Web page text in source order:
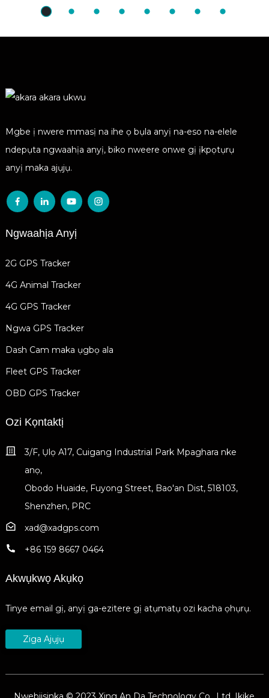
Mgbe ị nwere mmasị na ihe ọ bụla anyị na-eso na-elele
ndepụta ngwaahịa anyị, biko nweere onwe gị ịkpọtụrụ
anyị maka ajụjụ.
Ngwaahịa Anyị
2G GPS Tracker
4G Animal Tracker
4G GPS Tracker
Ngwa GPS Tracker
Dash Cam maka ụgbọ ala
Fleet GPS Tracker
OBD GPS Tracker
Ozi Kọntaktị
3/F, Ụlọ A17, Cuigang Industrial Park Mpaghara nke
anọ,
Obodo Huaide, Fuyong Street, Bao'an Dist, 518103,
Shenzhen, PRC
xad@xadgps.com
+86 159 8667 0464
Akwụkwọ Akụkọ
Tinye email gị, anyị ga-ezitere gị atụmatụ ozi kacha ọhụrụ.
Ziga Ajụjụ